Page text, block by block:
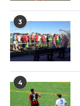
3
4